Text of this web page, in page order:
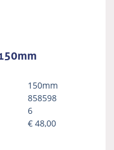
150mm
858598
6
€48,00